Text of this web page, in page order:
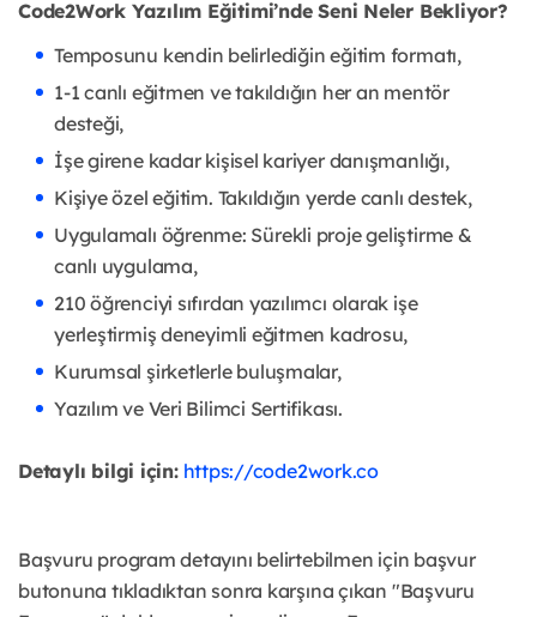
Code2Work Yazılım Eğitimi’nde Seni Neler Bekliyor?
Temposunu kendin belirlediğin eğitim formatı,
1-1 canlı eğitmen ve takıldığın her an mentör
desteği,
İşe girene kadar kişisel kariyer danışmanlığı,
Kişiye özel eğitim. Takıldığın yerde canlı destek,
Uygulamalı öğrenme: Sürekli proje geliştirme &
canlı uygulama,
210 öğrenciyi sıfırdan yazılımcı olarak işe
yerleştirmiş deneyimli eğitmen kadrosu,
Kurumsal şirketlerle buluşmalar,
Yazılım ve Veri Bilimci Sertifikası.
Detaylı bilgi için: https://code2work.co
Başvuru program detayını belirtebilmen için başvur
butonuna tıkladıktan sonra karşına çıkan "Başvuru